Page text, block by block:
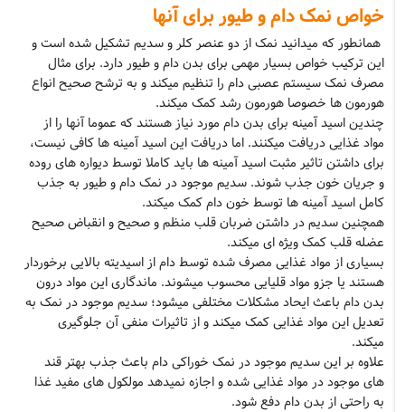
خواص نمک دام و طیور برای آنها
همانطور که میدانید نمک از دو عنصر کلر و سدیم تشکیل شده است و
این ترکیب خواص بسیار مهمی برای بدن دام و طیور دارد. برای مثال
مصرف نمک سیستم عصبی دام را تنظیم میکند و به ترشح صحیح انواع
هورمون ها خصوصا هورمون رشد کمک میکند.
چندین اسید آمینه برای بدن دام مورد نیاز هستند که عموما آنها را از
مواد غذایی دریافت میکنند. اما دریافت این اسید آمینه ها کافی نیست،
برای داشتن تاثیر مثبت اسید آمینه ها باید کاملا توسط دیواره های روده
و جریان خون جذب شوند. سدیم موجود در نمک دام و طیور به جذب
کامل اسید آمینه ها توسط خون دام کمک میکند.
همچنین سدیم در داشتن ضربان قلب منظم و صحیح و انقباض صحیح
عضله قلب کمک ویژه ای میکند.
بسیاری از مواد غذایی مصرف شده توسط دام از اسیدیته بالایی برخوردار
هستند یا جزو مواد قلیایی محسوب میشوند. ماندگاری این مواد درون
بدن دام باعث ایحاد مشکلات مختلفی میشود؛ سدیم موجود در نمک به
تعدیل این مواد غذایی کمک میکند و از تاثیرات منفی آن جلوگیری
میکند.
علاوه بر این سدیم موجود در نمک خوراکی دام باعث جذب بهتر قند
های موجود در مواد غذایی شده و اجازه نمیدهد مولکول های مفید غذا
به راحتی از بدن دام دفع شود.